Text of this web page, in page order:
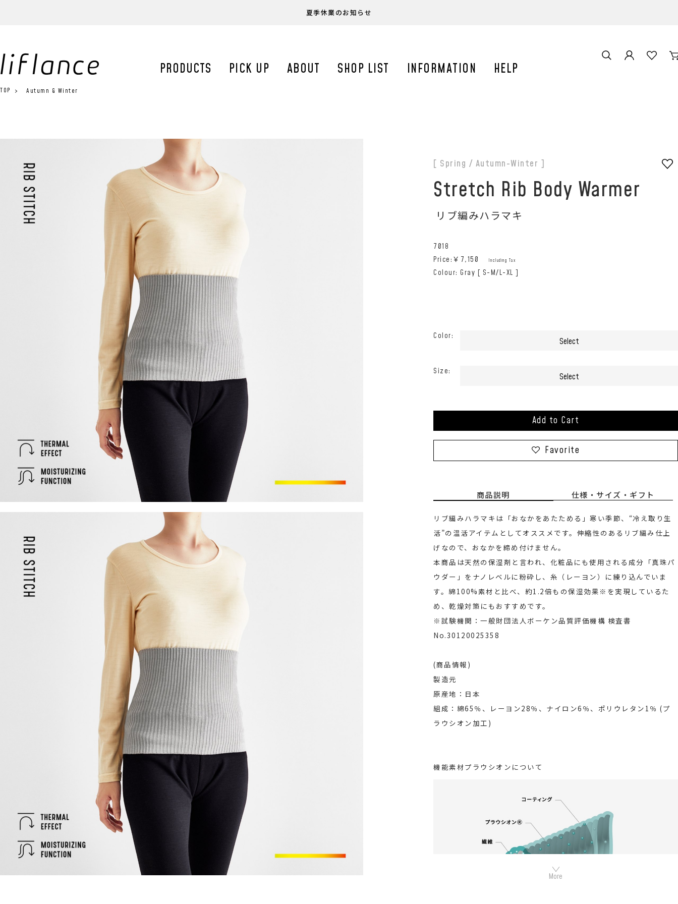
PRODUCTS PICK UP ABOUT SHOP LIST INFORMATION HELP
夏季休業のお知らせ
TOP Autumn & Winter
[ Spring / Autumn-Winter ]
Stretch Rib Body Warmer
リブ編みハラマキ
7018
Price:￥ 7,150 Including Tax
Colour: Gray [ S-M/L-XL ]
Color:
Size:
Add to Cart
Favorite
商品説明 仕様・サイズ・ギフト
リブ編みハラマキは「おなかをあたためる」寒い季節、“冷え取り生
活”の温活アイテムとしてオススメです。伸縮性のあるリブ編み仕上
げなので、おなかを締め付けません。
本商品は天然の保湿剤と言われ、化粧品にも使用される成分「真珠パ
ウダー」をナノレベルに粉砕し、糸（レーヨン）に練り込んでいま
す。綿100%素材と比べ、約1.2倍もの保湿効果※を実現しているた
め、乾燥対策にもおすすめです。
※試験機関：一般財団法人ボーケン品質評価機構 検査書
No.30120025358
(商品情報)
製造元
原産地：日本
組成：綿65％、レーヨン28％、ナイロン6％、ポリウレタン1％ (プ
ラウシオン加工)
機能素材プラウシオンについて